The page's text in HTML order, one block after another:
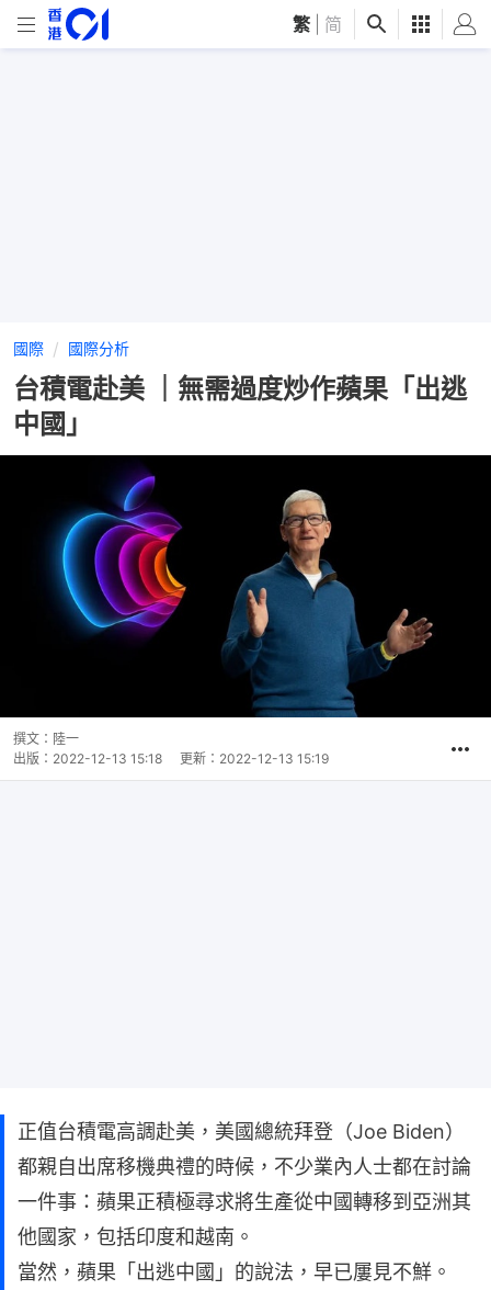
繁 简
國際 國際分析
台積電赴美 ｜無需過度炒作蘋果「出逃
中國」
撰文： 陸一
出版： 2022-12-13 15:18 更新： 2022-12-13 15:19
正值台積電高調赴美，美國總統拜登（Joe Biden）
都親自出席移機典禮的時候，不少業內人士都在討論
一件事：蘋果正積極尋求將生產從中國轉移到亞洲其
他國家，包括印度和越南。
當然，蘋果「出逃中國」的說法，早已屢見不鮮。